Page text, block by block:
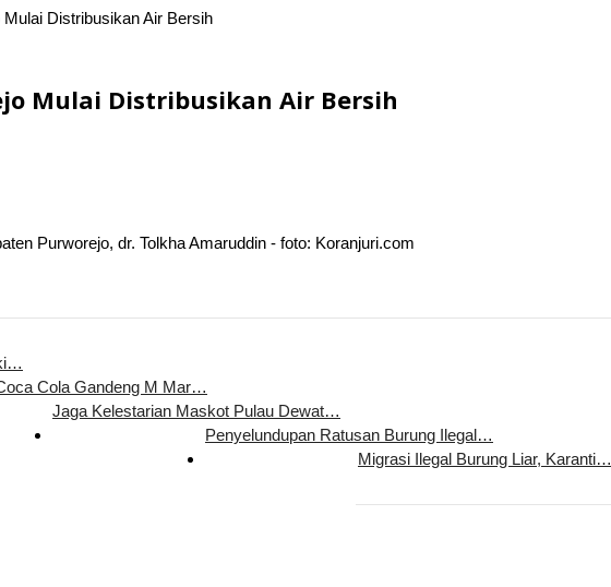
Distribusikan Air Bersih
Mulai Distribusikan Air Bersih
Purworejo, dr. Tolkha Amaruddin - foto: Koranjuri.com
Cola Gandeng M Mar…
Jaga Kelestarian Maskot Pulau Dewat…
Penyelundupan Ratusan Burung Ilegal…
Migrasi Ilegal Burung Liar, Karanti…